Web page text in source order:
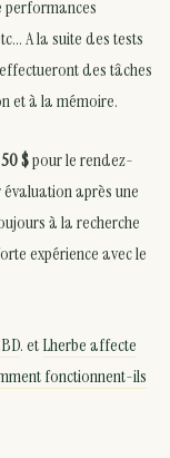
performances
A la suite des tests
des tâches
et à la mémoire.
50 $pour le rendez-
après une
à la recherche
expérience avec le
. etLherbe affecte
fonctionnent-ils